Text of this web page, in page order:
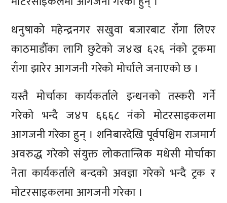
धनुषाको महेन्द्रनगर सखुवा बजारबाट राँगा लिएर
काठमाडौँका लागि छुटेको ज४ख ६२६ नंको ट्रकमा
राँगा झारेर आगजनी गरेको मोर्चाले जनाएको छ ।
यस्तै मोर्चाका कार्यकर्ताले इन्धनको तस्करी गर्ने
गरेको भन्दै ज४प ६६६८ नंको मोटरसाइकलमा
आगजनी गरेका हुन् । शनिबारदेखि पूर्वपश्चिम राजमार्ग
अवरुद्ध गरेको संयुक्त लोकतान्त्रिक मधेसी मोर्चाका
नेता कार्यकर्ताले बन्दको अवज्ञा गरेको भन्दै ट्रक र
मोटरसाइकलमा आगजनी गरेका ।